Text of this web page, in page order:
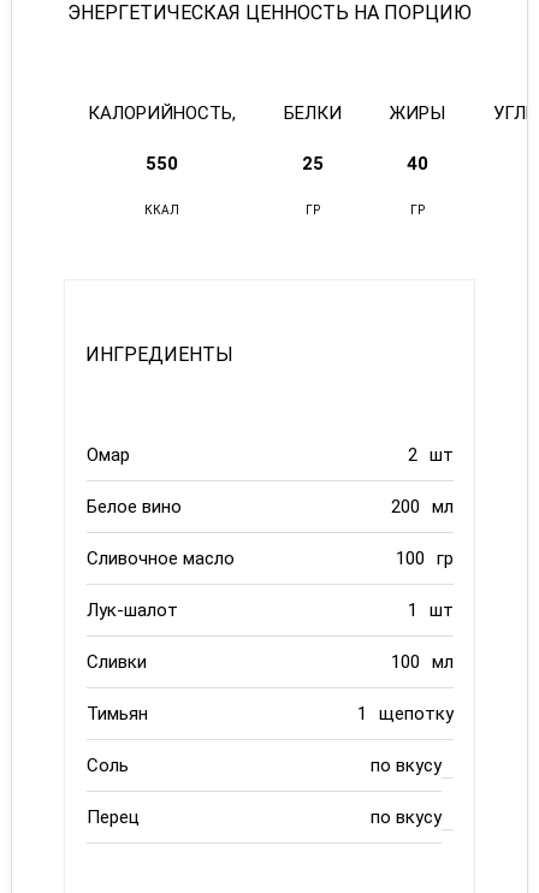
ЭНЕРГЕТИЧЕСКАЯ ЦЕННОСТЬ НА ПОРЦИЮ
КАЛОРИЙНОСТЬ, БЕЛКИ ЖИРЫ
550 25 40
ККАЛ ГР ГР
ИНГРЕДИЕНТЫ
Омар 2 шт
Белое вино 200 мл
Сливочное масло 100 гр
Лук-шалот 1 шт
Сливки 100 мл
Тимьян 1 щепотку
Соль по вкусу
Перец по вкусу